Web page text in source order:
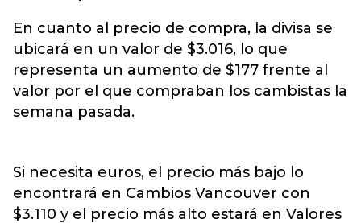
En cuanto al precio de compra, la divisa se
ubicará en un valor de $3.016, lo que
representa un aumento de $177 frente al
valor por el que compraban los cambistas la
semana pasada.
Si necesita euros, el precio más bajo lo
encontrará en Cambios Vancouver con
$3.110 y el precio más alto estará en Valores